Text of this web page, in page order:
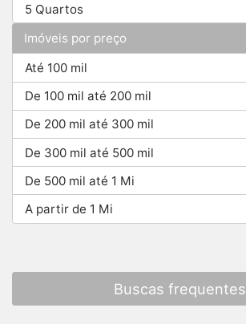
5 Quartos
Imóveis por preço
Até 100 mil
De 100 mil até 200 mil
De 200 mil até 300 mil
De 300 mil até 500 mil
De 500 mil até 1 Mi
A partir de 1 Mi
Buscas frequentes